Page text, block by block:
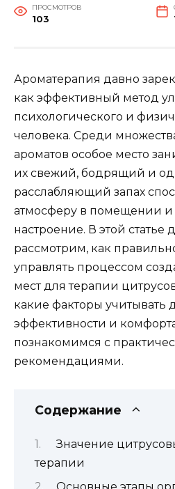
ПРОСМОТРОВ
103
Ароматерапия давно
как эффективный метод
психологического и
человека. Среди
ароматов особое место
их свежий, бодрящий и
расслабляющий запах
атмосферу в помещении и
настроение. В этой статье
рассмотрим, как
управлять процессом
мест для терапии
какие факторы учитывать
эффективности и
познакомимся с
рекомендациями.
Содержание
Значение
терапии